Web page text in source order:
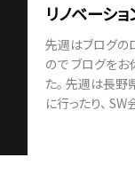
リノベーシ
先週はブログの
ので ブログをお
た。 先週は長
に行ったり、